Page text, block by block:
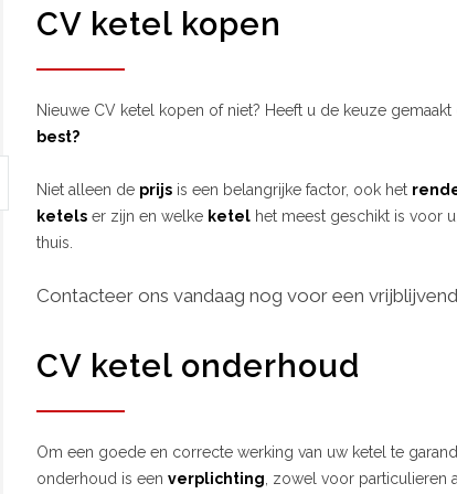
CV ketel kopen
Nieuwe CV ketel kopen of niet? Heeft u de keuze
best?
Niet alleen de prijs is een belangrijke factor, ook het
ketels er zijn en welke ketel het meest geschikt is voor
thuis.
Contacteer ons vandaag nog voor een
CV ketel onderhoud
Om een goede en correcte werking van uw ketel te
onderhoud is een verplichting , zowel voor particulieren